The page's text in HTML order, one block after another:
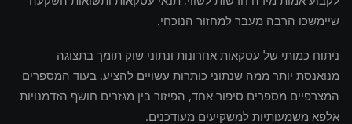
שיימשכו הרבה מעבר למחזור הנוכחי.
ניתוח כמותי של עסקאות אחרונות ונתוני שוק תומך בתצוגה
מנואנסת יותר ממה שנתוני כותרות עשויים להציע. בעוד המספרים
המצרפיים מספרים סיפור אחד, הפיזור בין מגזרים חושף הזדמנויות
אלפא משמעותיות למשקיעים מעודכנים.